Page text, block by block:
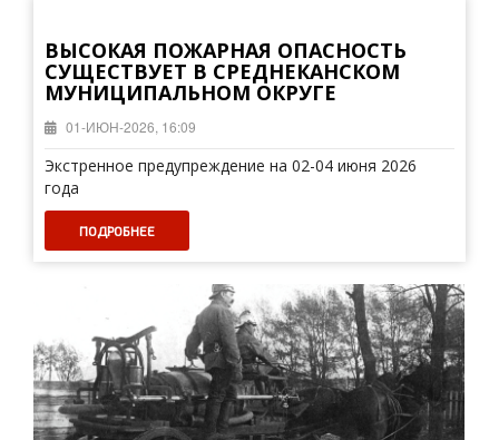
ВЫСОКАЯ ПОЖАРНАЯ ОПАСНОСТЬ
СУЩЕСТВУЕТ В СРЕДНЕКАНСКОМ
МУНИЦИПАЛЬНОМ ОКРУГЕ
01-ИЮН-2026, 16:09
Экстренное предупреждение на 02-04 июня 2026
года
ПОДРОБНЕЕ